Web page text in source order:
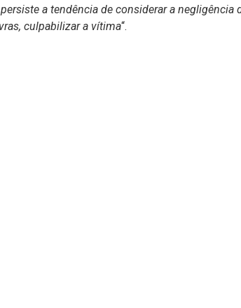
a tendência de considerar a
culpabilizar a vítima“.